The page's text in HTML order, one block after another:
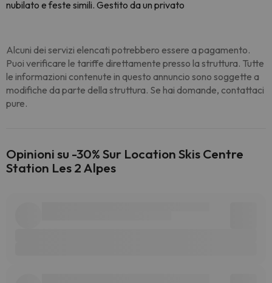
nubilato e feste simili. Gestito da un privato
Alcuni dei servizi elencati potrebbero essere a pagamento.
Puoi verificare le tariffe direttamente presso la struttura. Tutte
le informazioni contenute in questo annuncio sono soggette a
modifiche da parte della struttura. Se hai domande, contattaci
pure.
Opinioni su -30% Sur Location Skis Centre
Station Les 2 Alpes